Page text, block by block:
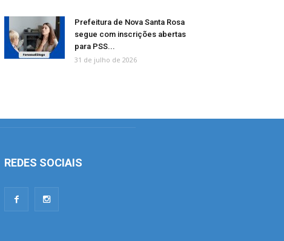
Prefeitura de Nova Santa Rosa
segue com inscrições abertas
para PSS...
31 de julho de 2026
REDES SOCIAIS